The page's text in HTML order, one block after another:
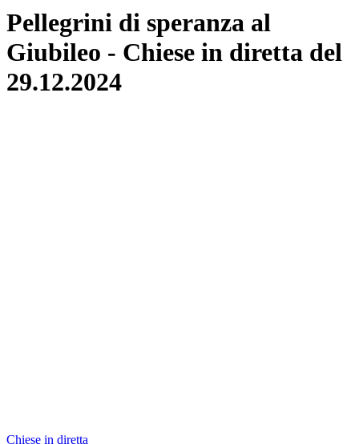
Pellegrini di speranza al
Giubileo - Chiese in diretta del
29.12.2024
Chiese in diretta